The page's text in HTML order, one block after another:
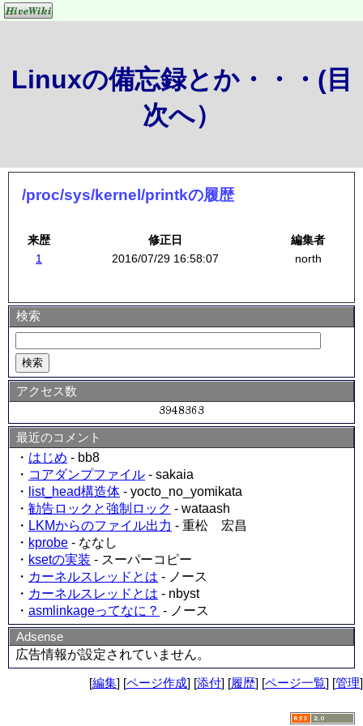
Linuxの備忘録とか・・・(目
次へ）
/proc/sys/kernel/printkの履歴
来歴 修正日
編集者
1
2016/07/29 16:58:07 north
検索
アクセス数
最近のコメント
・ はじめ - bb8
・ コアダンプファイル - sakaia
・
list_head構造体 - yocto_no_yomikata
・ 勧告ロックと強制ロック - wataash
・ LKMからのファイル出力 - 重松 宏昌
・ kprobe - ななし
・ ksetの実装 - スーパーコピー
・ カーネルスレッドとは - ノース
・ カーネルスレッドとは - nbyst
・ asmlinkageってなに？ - ノース
Adsense
広告情報が設定されていません。
[編集] [ページ作成] [添付] [履歴] [ページ一覧] [管理]